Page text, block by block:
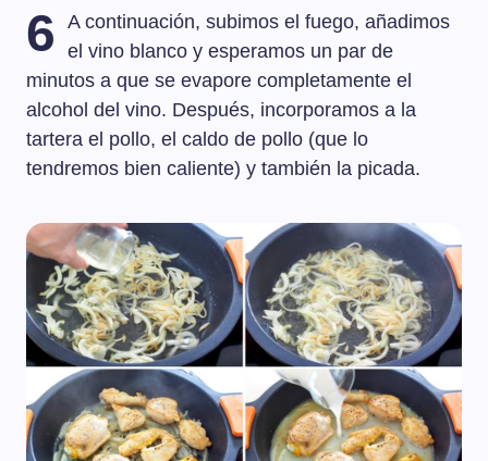
6
A continuación, subimos el fuego, añadimos
el vino blanco y esperamos un par de
minutos a que se evapore completamente el
alcohol del vino. Después, incorporamos a la
tartera el pollo, el caldo de pollo (que lo
tendremos bien caliente) y también la picada.